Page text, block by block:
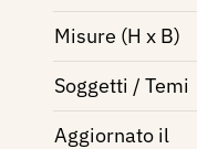
Misure (H x B)
Soggetti / Temi
Aggiornato il